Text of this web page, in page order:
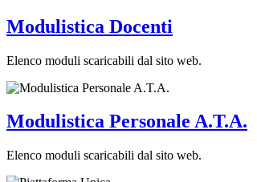
Modulistica Docenti
Elenco moduli scaricabili dal sito web.
Modulistica Personale A.T.A.
Elenco moduli scaricabili dal sito web.